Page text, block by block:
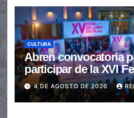
CULTURA
Abren convocatoria
participar de la XVI
de Salta
4 DE AGOSTO DE 2026